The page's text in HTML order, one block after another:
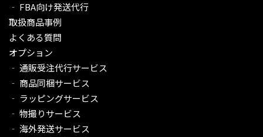
‐ FBA向け発送代行
取扱商品事例
よくある質問
オプション
‐ 通販受注代行サービス​
‐ 商品同梱サービス
‐ ラッピングサービス
‐ 物撮りサービス
‐ 海外発送サービス